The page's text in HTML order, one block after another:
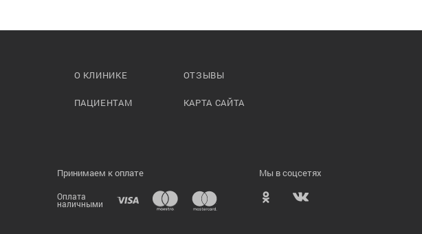
О КЛИНИКЕ
ПАЦИЕНТАМ
ОТЗЫВЫ
КАРТА САЙТА
Принимаем к оплате
Оплата
наличными
Мы в соцсетях